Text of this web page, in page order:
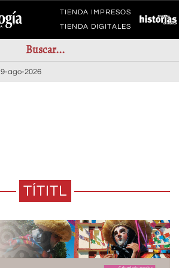
TIENDA IMPRESOS
TIENDA DIGITALES
9-ago-2026
TÍTITL